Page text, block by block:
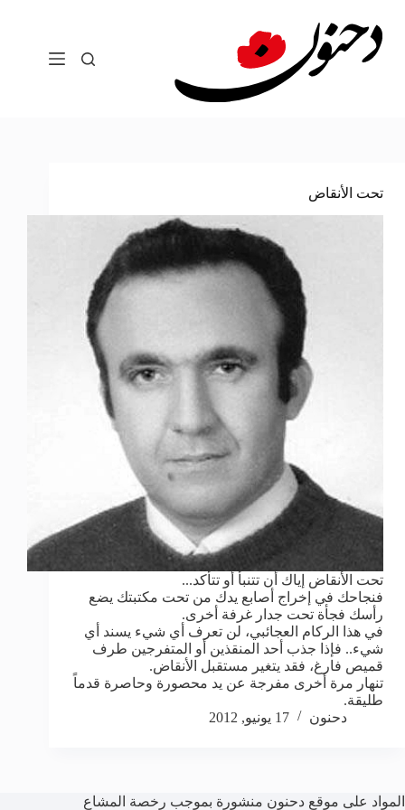
المحتوى
تحت الأنقاض
تحت الأنقاض إياك أن تتنبأ أو تتأكد...
فنجاحك في إخراج أصابع يدك من تحت مكتبتك يضع
رأسك فجأة تحت جدار غرفة أخرى.
في هذا الركام العجائبي، لن تعرف أي شيء يسند أي
شيء.. فإذا جذب أحد المنقذين أو المتفرجين طرف
قميص فارغ، فقد يتغير مستقبل الأنقاض.
تنهار مرة أخرى مفرجة عن يد محصورة وحاصرة قدماً
طليقة.
دحنون
17 يونيو, 2012
المواد على موقع دحنون منشورة بموجب رخصة المشاع